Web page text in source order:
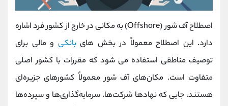
اصطلاح آف‌ شور (Offshore) به مکانی در خارج از کشور فرد اشاره
دارد. این اصطلاح معمولاً در بخش هایبانکی و مالی برای
توصیف مناطقی استفاده می شود که مقررات با کشور اصلی
متفاوت است. مکان‌های آف‌ شور معمولاً کشورهای جزیره‌ای
هستند، جایی که نهادها شرکت‌ها، سرمایه‌گذاری‌ها و سپرده‌ها